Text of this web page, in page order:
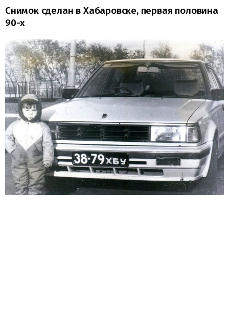
Снимок сделан в Хабаровске, первая половина
90-х